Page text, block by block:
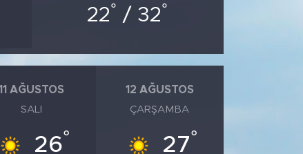
22° / 32°
AĞUSTOS
SALI
26°
12 AĞUSTOS
ÇARŞAMBA
27°